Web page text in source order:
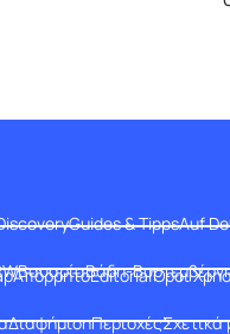
Guides & TippsAuf
ΒαυαρίαΒάδη-
ΑπόρρητοEditorialΌροι
ΔιαφήμισηΠεριοχέςΣχετικά